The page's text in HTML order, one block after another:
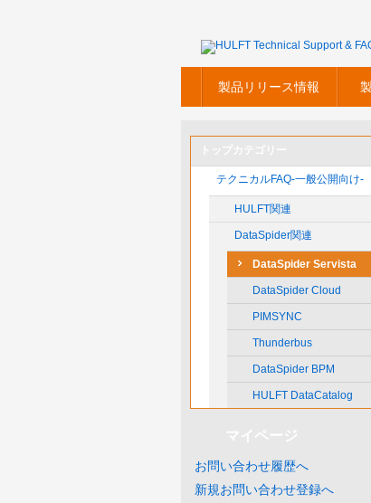
製品リリース情報
テクニカルFAQ-一般公開向け-
HULFT関連
DataSpider関連
DataSpider Servista
DataSpider Cloud
PIMSYNC
Thunderbus
DataSpider BPM
HULFT DataCatalog
お問い合わせ履歴へ
新規お問い合わせ登録へ